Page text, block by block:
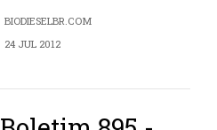
BIODIESELBR.COM
24 JUL 2012